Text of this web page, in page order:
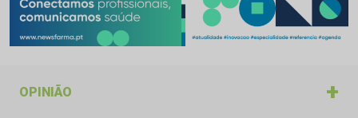
OPINIÃO +